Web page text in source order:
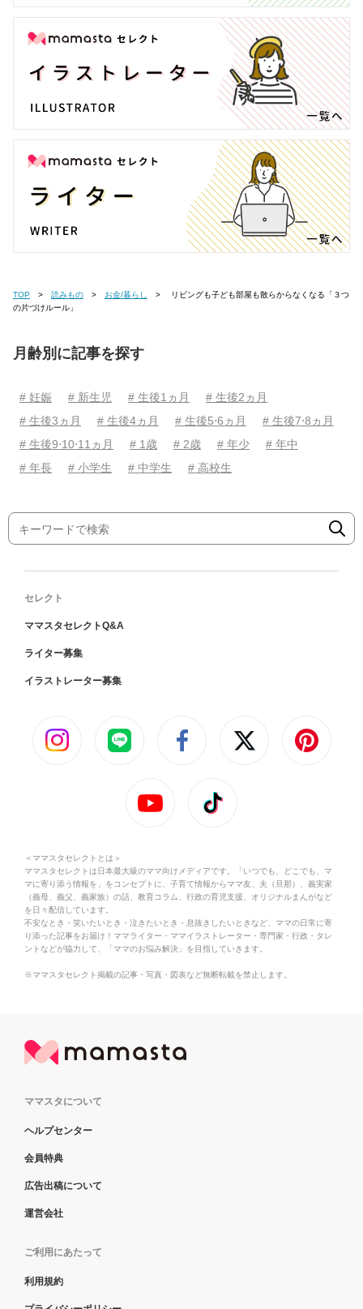
TOP 読みもの お金/暮らし
の片づけルール」
月齢別に記事を探す
# 妊娠 # 新生児 # 生後1ヵ月
# 生後2ヵ月
# 生後3ヵ月
# 生後4ヵ月 # 生後5⋅6ヵ月
# 生後7⋅8ヵ月
# 生後9⋅10⋅11ヵ月
# 1歳 # 2歳 # 年少
# 年中
# 年長
# 小学生 # 中学生 # 高校生
セレクト
ママスタセレクトQ&A
ライター募集
イラストレーター募集
＜ママスタセレクトとは＞
ママスタセレクトは日本最大級のママ向けメディアです。「いつでも、どこでも、マ
マに寄り添う情報を」をコンセプトに、子育て情報からママ友、夫（旦那）、義実家
（義母、義父、義家族）の話、教育コラム、行政の育児支援、オリジナルまんがなど
を日々配信しています。
不安なとき・笑いたいとき・泣きたいとき・息抜きしたいときなど、ママの日常に寄
り添った記事をお届け！ママライター・ママイラストレーター・専門家・行政・タレ
ントなどが協力して、「ママのお悩み解決」を目指していきます。
※ママスタセレクト掲載の記事・写真・図表など無断転載を禁止します。
ママスタについて
ヘルプセンター
会員特典
広告出稿について
運営会社
ご利用にあたって
利用規約